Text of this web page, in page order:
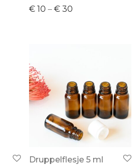
€ 10 – € 30
Druppelflesje 5 ml